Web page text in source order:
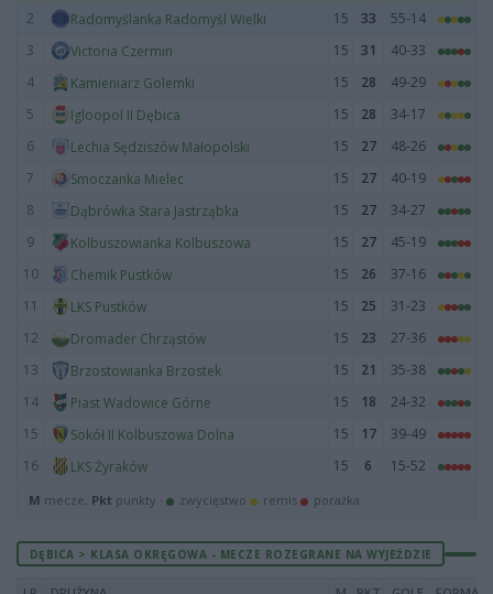
2
Radomyślanka Radomyśl Wielki 15 33
55-14
3
Victoria Czermin 15 31
40-33
4
Kamieniarz Golemki 15 28
49-29
5
Igloopol II Dębica 15 28
34-17
6
Lechia Sędziszów Małopolski 15 27
48-26
7
Smoczanka Mielec 15 27
40-19
8
Dąbrówka Stara Jastrząbka 15 27
34-27
9
Kolbuszowianka Kolbuszowa 15 27
45-19
10
Chemik Pustków 15 26
37-16
11
LKS Pustków 15 25
31-23
12
Dromader Chrząstów 15 23
27-36
13
Brzostowianka Brzostek 15 21
35-38
14
Piast Wadowice Górne 15 18
24-32
15
Sokół II Kolbuszowa Dolna 15 17
39-49
16
LKS Żyraków 15 6 15-52
M mecze, Pkt punkty · zwycięstwo remis porażka
DĘBICA > KLASA OKRĘGOWA - MECZE ROZEGRANE NA WYJEŹDZIE